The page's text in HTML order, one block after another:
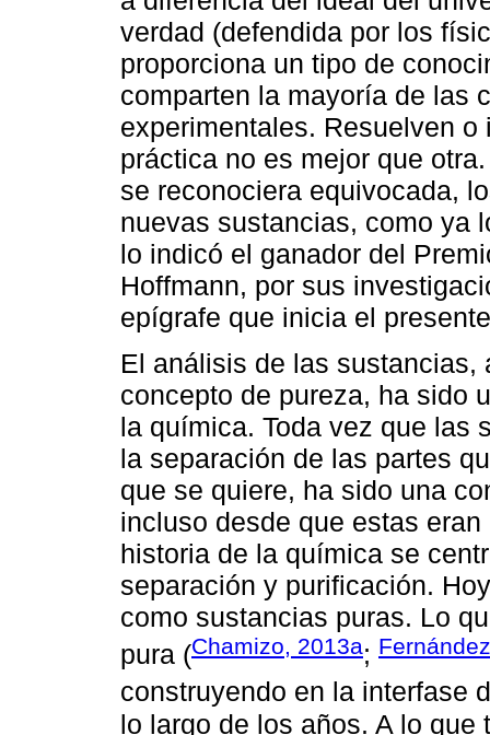
verdad (defendida por los
proporciona un tipo de
comparten la mayoría de las
experimentales. Resuelven
práctica no es mejor que
se reconociera equivocada,
nuevas sustancias, como ya
lo indicó el ganador del
Hoffmann, por sus
epígrafe que inicia el
El análisis de las sustancias,
concepto de pureza, ha sido
la química. Toda vez que las
la separación de las partes
que se quiere, ha sido una
incluso desde que estas
historia de la química se
separación y purificación.
como sustancias puras. Lo
pura (Chamizo, 2013a;
construyendo en la interfase
lo largo de los años. A lo